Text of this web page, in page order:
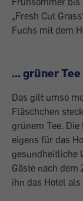
„Fresh Cut
Fuchs mit dem
... grüner Tee
Das gilt umso
Fläschchen
grünem Tee.
eigens für das
gesundheitliche
Gäste nach
ihn das Hotel